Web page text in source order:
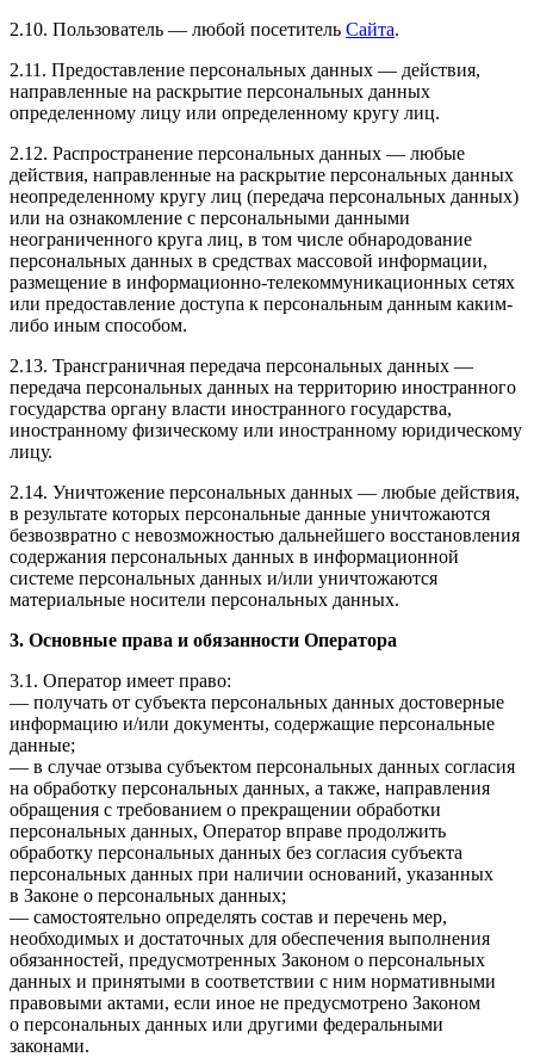
2.10. Пользователь — любой посетитель Сайта.
2.11. Предоставление персональных данных — действия,
направленные на раскрытие персональных данных
определенному лицу или определенному кругу лиц.
2.12. Распространение персональных данных — любые
действия, направленные на раскрытие персональных данных
неопределенному кругу лиц (передача персональных данных)
или на ознакомление с персональными данными
неограниченного круга лиц, в том числе обнародование
персональных данных в средствах массовой информации,
размещение в информационно-телекоммуникационных сетях
или предоставление доступа к персональным данным каким-
либо иным способом.
2.13. Трансграничная передача персональных данных —
передача персональных данных на территорию иностранного
государства органу власти иностранного государства,
иностранному физическому или иностранному юридическому
лицу.
2.14. Уничтожение персональных данных — любые действия,
в результате которых персональные данные уничтожаются
безвозвратно с невозможностью дальнейшего восстановления
содержания персональных данных в информационной
системе персональных данных и/или уничтожаются
материальные носители персональных данных.
3. Основные права и обязанности Оператора
3.1. Оператор имеет право:
— получать от субъекта персональных данных достоверные
информацию и/или документы, содержащие персональные
данные;
— в случае отзыва субъектом персональных данных согласия
на обработку персональных данных, а также, направления
обращения с требованием о прекращении обработки
персональных данных, Оператор вправе продолжить
обработку персональных данных без согласия субъекта
персональных данных при наличии оснований, указанных
в Законе о персональных данных;
— самостоятельно определять состав и перечень мер,
необходимых и достаточных для обеспечения выполнения
обязанностей, предусмотренных Законом о персональных
данных и принятыми в соответствии с ним нормативными
правовыми актами, если иное не предусмотрено Законом
о персональных данных или другими федеральными
законами.